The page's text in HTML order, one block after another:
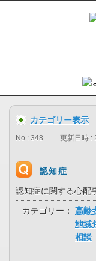
カテゴリー表示
No : 348 更新日時 :
認知症
認知症に関する心配
カテゴリー：
高齢
地域
相談